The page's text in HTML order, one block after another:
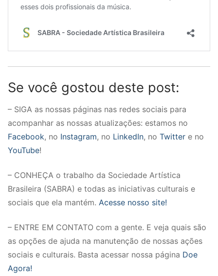
Se você gostou deste post:
– SIGA as nossas páginas nas redes sociais para
acompanhar as nossas atualizações: estamos no
Facebook, no Instagram, no LinkedIn, no Twitter e no
YouTube!
– CONHEÇA o trabalho da Sociedade Artística
Brasileira (SABRA) e todas as iniciativas culturais e
sociais que ela mantém. Acesse nosso site!
– ENTRE EM CONTATO com a gente. E veja quais são
as opções de ajuda na manutenção de nossas ações
sociais e culturais. Basta acessar nossa página Doe
Agora!